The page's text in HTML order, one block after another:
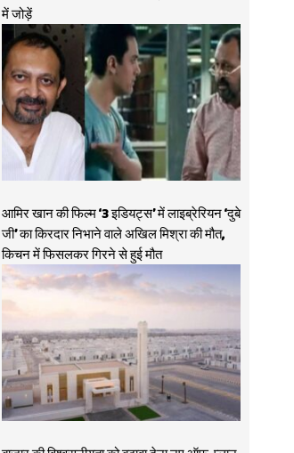
में जोड़ें
आमिर खान की फिल्म ‘3 इडियट्स’ में लाइब्रेरियन ‘दुबे
जी’ का किरदार निभाने वाले अखिल मिश्रा की मौत,
किचन में फिसलकर गिरने से हुई मौत